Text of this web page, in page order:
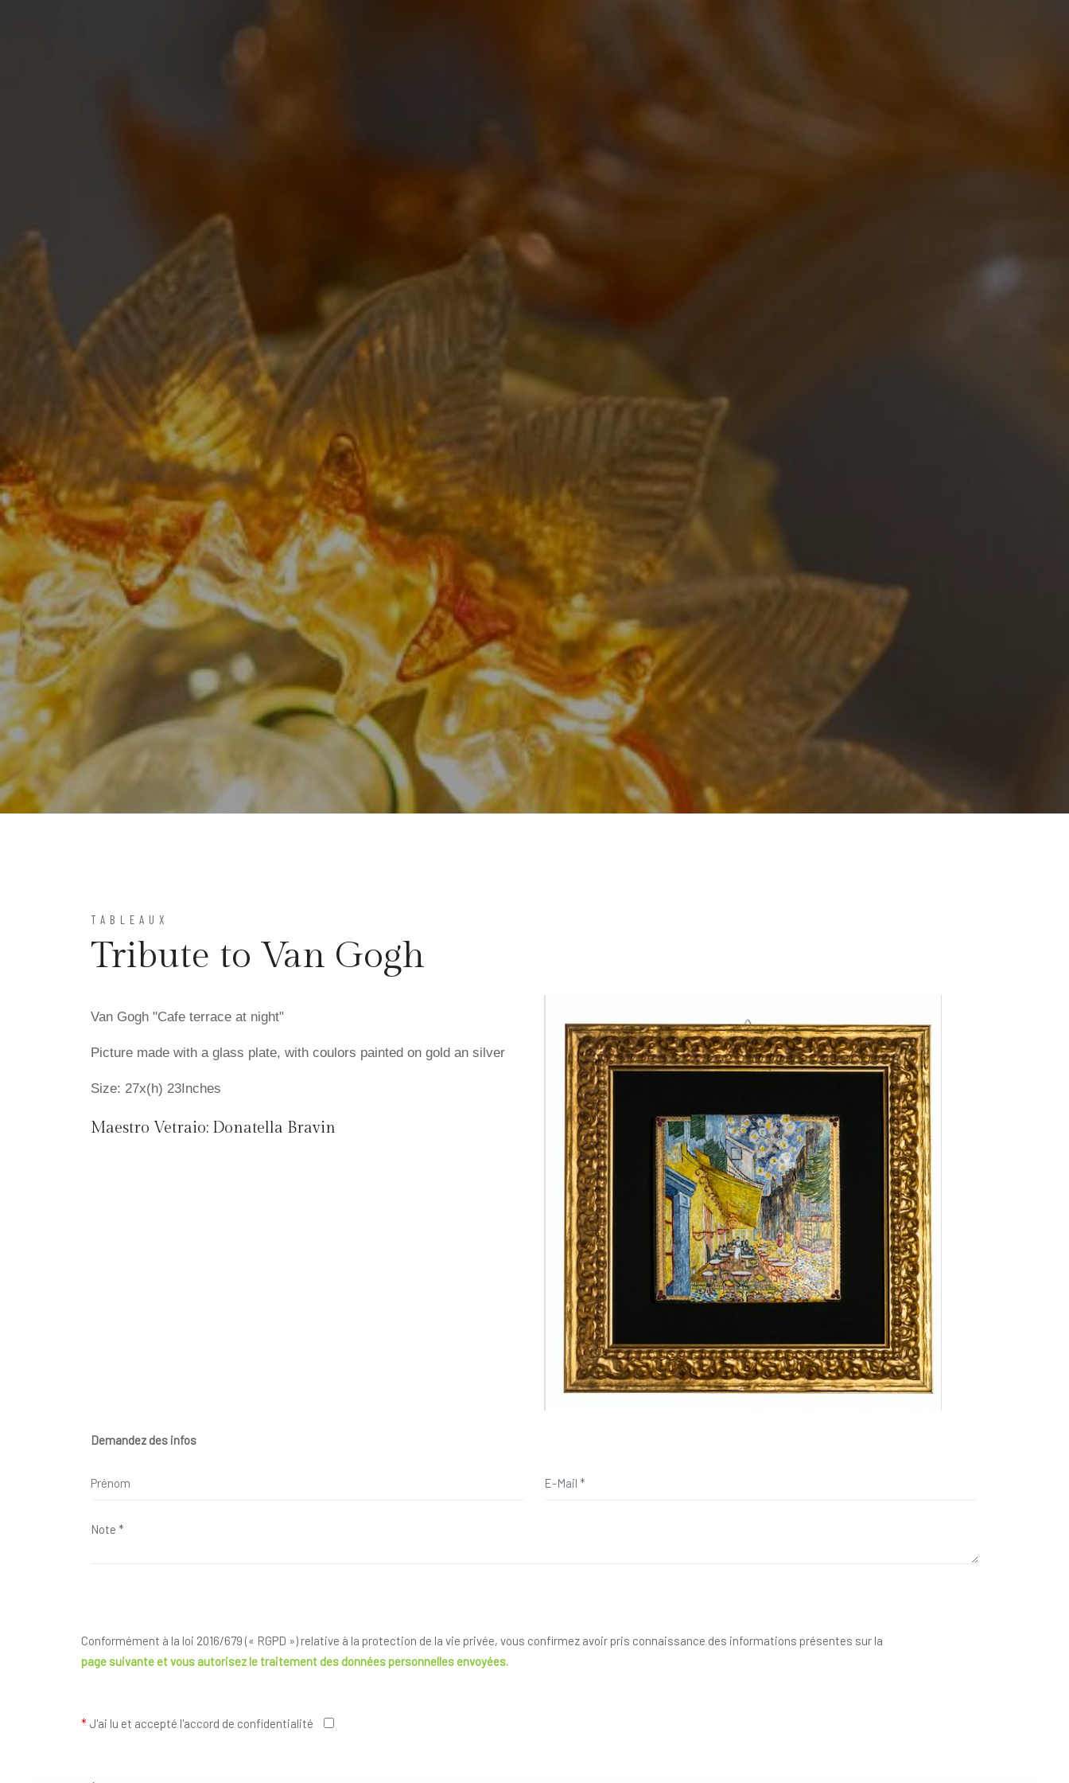
TABLEAUX
Tribute to Van Gogh
Van Gogh "Cafe terrace at night"
Picture made with a glass plate, with coulors painted on gold an silver
Size: 27x(h) 23Inches
Maestro Vetraio: Donatella Bravin
Demandez des infos
Conformément à la loi 2016/679 (« RGPD ») relative à la protection de la vie privée, vous confirmez avoir pris connaissance des informations présentes sur la
page suivanteet vous autorisez le traitement des données personnelles envoyées.
* J'ai lu et accepté l'accord de confidentialité